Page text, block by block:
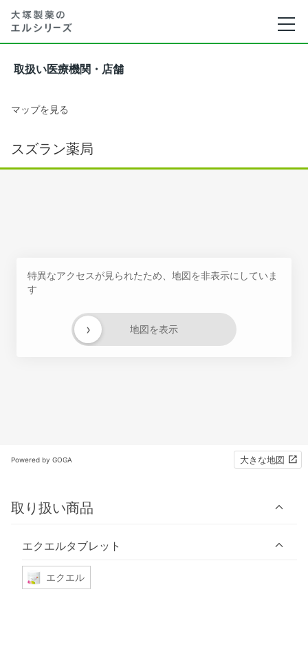
取扱い医療機関・店舗
マップを見る
スズラン薬局
特異なアクセスが見られたため、地図を非表示にしていま
す
地図を表示
›
Powered by GOGA 大きな地図
取り扱い商品
エクエルタブレット
エクエル